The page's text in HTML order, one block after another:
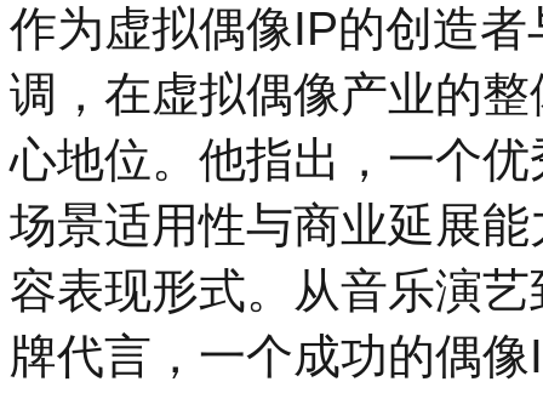
作为虚拟偶像IP的创造
调，在虚拟偶像产业的
心地位。他指出，一个
场景适用性与商业延展
容表现形式。从音乐演
牌代言，一个成功的偶